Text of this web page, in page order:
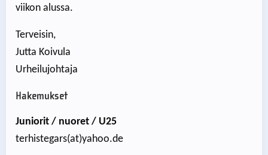
viikon alussa.
Terveisin,
Jutta Koivula
Urheilujohtaja
Hakemukset
Juniorit / nuoret / U25
terhistegars(at)yahoo.de